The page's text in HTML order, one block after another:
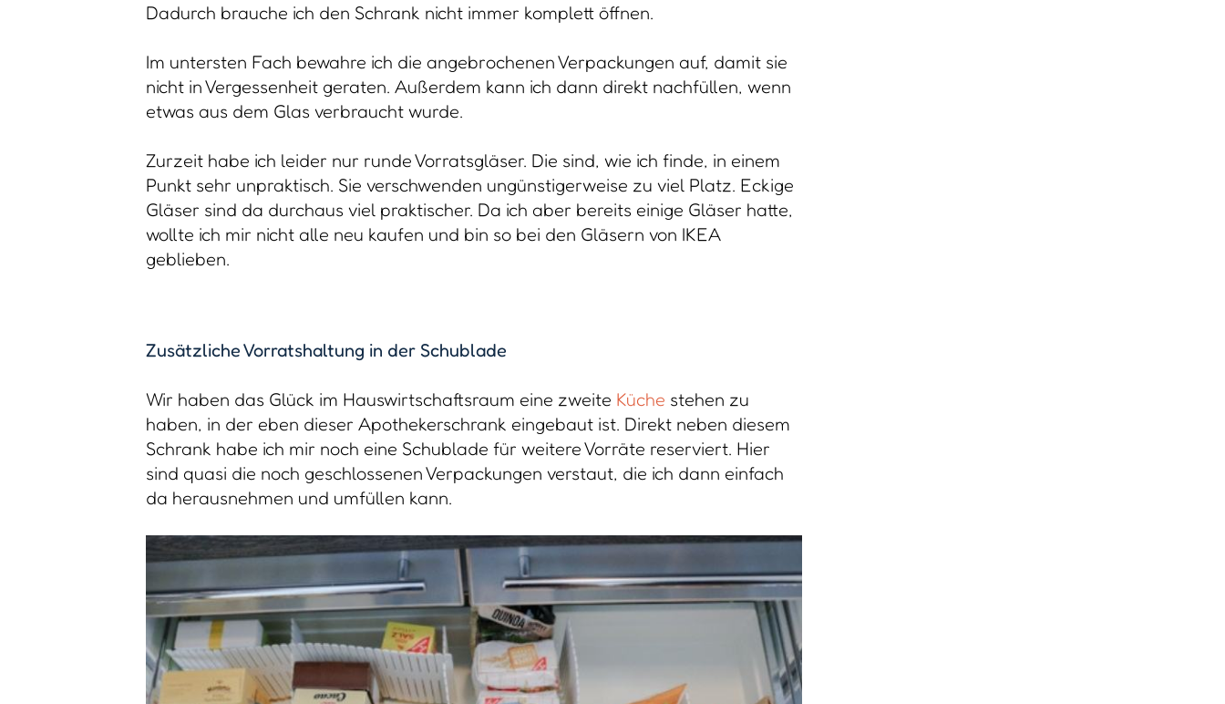
Dadurch brauche ich den Schrank nicht immer komplett öffnen.
Im untersten Fach bewahre ich die angebrochenen Verpackungen auf, damit sie
nicht in Vergessenheit geraten. Außerdem kann ich dann direkt nachfüllen, wenn
etwas aus dem Glas verbraucht wurde.
Zurzeit habe ich leider nur runde Vorratsgläser. Die sind, wie ich finde, in einem
Punkt sehr unpraktisch. Sie verschwenden ungünstigerweise zu viel Platz. Eckige
Gläser sind da durchaus viel praktischer. Da ich aber bereits einige Gläser hatte,
wollte ich mir nicht alle neu kaufen und bin so bei den Gläsern von IKEA
geblieben.
Zusätzliche Vorratshaltung in der Schublade
Wir haben das Glück im Hauswirtschaftsraum eine zweite Küche stehen zu
haben, in der eben dieser Apothekerschrank eingebaut ist. Direkt neben diesem
Schrank habe ich mir noch eine Schublade für weitere Vorräte reserviert. Hier
sind quasi die noch geschlossenen Verpackungen verstaut, die ich dann einfach
da herausnehmen und umfüllen kann.